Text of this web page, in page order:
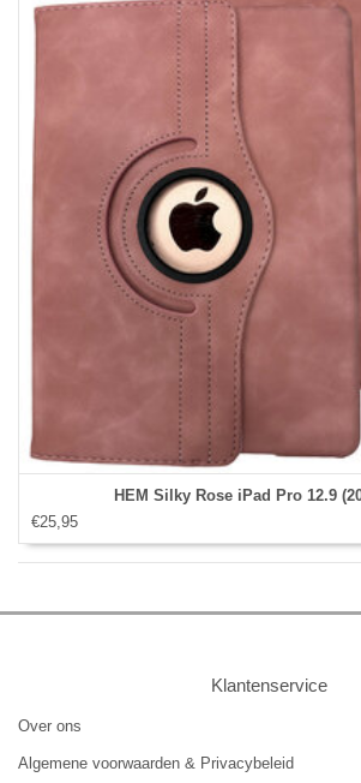
HEM Silky Rose iPad Pro 12.9
€25,95
Klantenservice
Over ons
Algemene voorwaarden & Privacybeleid